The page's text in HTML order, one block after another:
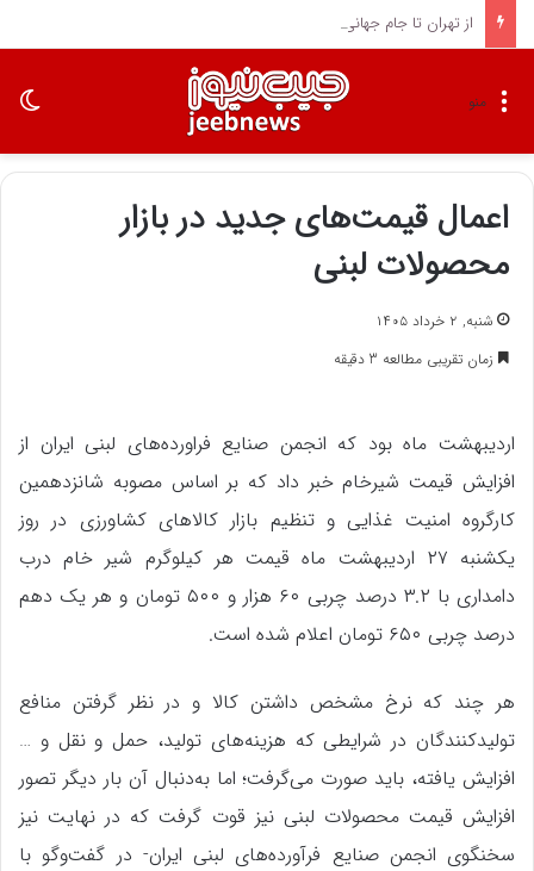
از تهران تا جام جهانی؛ مقایسه پاداش قلعه نویی با مربیان برتر جهان
منو
اعمال قیمت‌های جدید در بازار
محصولات لبنی
شنبه, ۲ خرداد ۱۴۰۵
زمان تقریبی مطالعه 3 دقیقه
اردیبهشت ماه بود که انجمن صنایع فراورده‌های لبنی ایران از
افزایش قیمت شیرخام خبر داد که بر اساس مصوبه شانزدهمین
کارگروه امنیت غذایی و تنظیم بازار کالاهای کشاورزی در روز
یکشنبه ۲۷ اردیبهشت ماه قیمت هر کیلوگرم شیر خام درب
دامداری با ۳.۲ درصد چربی ۶۰ هزار و ۵۰۰ تومان و هر یک دهم
درصد چربی ۶۵۰ تومان اعلام شده است.
هر چند که نرخ مشخص داشتن کالا و در نظر گرفتن منافع
تولیدکنندگان در شرایطی که هزینه‌های تولید، حمل و نقل و …
افزایش یافته، باید صورت می‌گرفت؛ اما به‌دنبال آن بار دیگر تصور
افزایش قیمت محصولات لبنی نیز قوت گرفت که در نهایت نیز
سخنگوی انجمن صنایع فرآورده‌های لبنی ایران- در گفت‌وگو با